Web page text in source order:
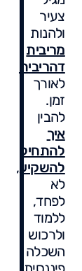
צעיר
ולהנות
מריבית
דהריבית
לאורך
זמן.
להבין
איך
להתחיל
להשקיע,
לא
לפחד,
ללמוד
ולרכוש
השכלה